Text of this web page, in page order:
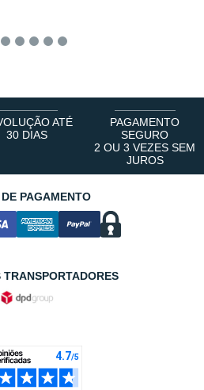
ATÉ
30 DIAS
PAGAMENTO
SEGURO
2 OU 3 VEZES SEM
JUROS
PAGAMENTO
TRANSPORTADORES